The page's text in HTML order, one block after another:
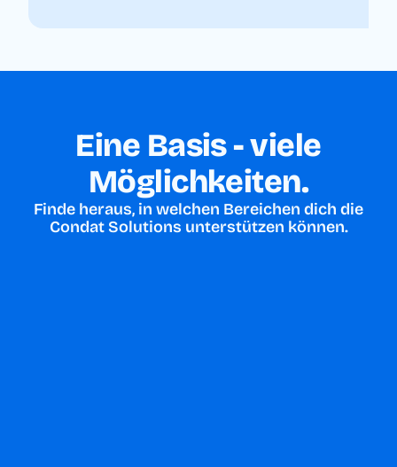
Eine Basis - viele
Möglichkeiten.
Finde heraus, in welchen Bereichen dich die
Condat Solutions unterstützen können.